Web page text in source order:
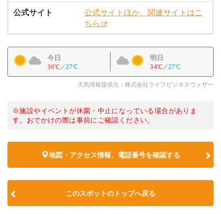
公式サイト
公式サイトほか、関連サイトはこ
ちら
今日
36℃／27℃
明日
34℃／27℃
天気情報提供元：株式会社ライフビジネスウェザー
※施設やイベントが休園・中止になっている場合がありま
す。おでかけの際は事前にご確認ください。
地図・アクセス情報、電話番号を確認する
このスポットのトップへ戻る